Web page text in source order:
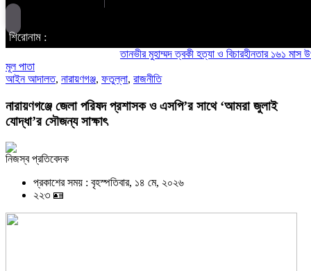
শিরোনাম :
তানভীর মুহাম্মদ ত্বকী হত্যা ও বিচারহীনতার ১৬১ মাস
মূল পাতা
আইন আদালত, নারায়ণগঞ্জ, ফতুল্লা, রাজনীতি
নারায়ণগঞ্জে জেলা পরিষদ প্রশাসক ও এসপি’র সাথে ‘আমরা জুলাই
যোদ্ধা’র সৌজন্য সাক্ষাৎ
নিজস্ব প্রতিবেদক
প্রকাশের সময় : বৃহস্পতিবার, ১৪ মে, ২০২৬
২২৩ 🪪